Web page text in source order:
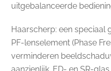
uitgebalanceerde
Haarscherp: een
PF-lenselement (Phase
verminderen